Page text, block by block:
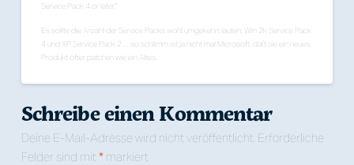
Service Pack 4 or later.“
Es sollte die Anzahl der Service Packs wohl umgekehrt lauten: Win 2k Service Pack
4 und XP Service Pack 2… so schlimm ist ja nicht mal Microsoft, daß sie ein neues
Produkt öfter patchen wie ein Altes.
Schreibe einen Kommentar
Deine E-Mail-Adresse wird nicht veröffentlicht. Erforderliche
Felder sind mit *markiert